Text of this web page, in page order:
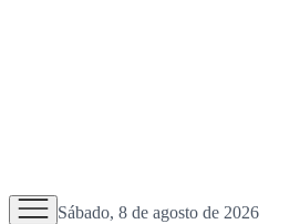
Sábado, 8 de agosto de 2026